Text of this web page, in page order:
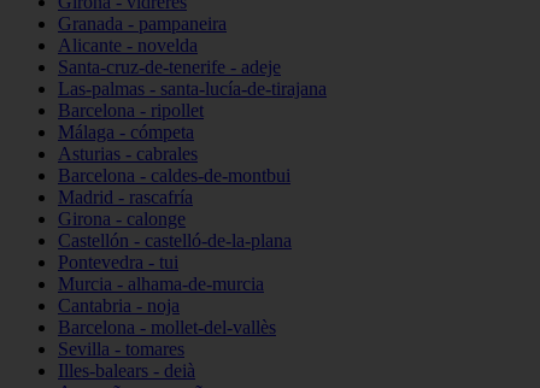
Granada - pampaneira
Alicante - novelda
Santa-cruz-de-tenerife - adeje
Las-palmas - santa-lucía-de-tirajana
Barcelona - ripollet
Málaga - cómpeta
Asturias - cabrales
Barcelona - caldes-de-montbui
Madrid - rascafría
Girona - calonge
Castellón - castelló-de-la-plana
Pontevedra - tui
Murcia - alhama-de-murcia
Cantabria - noja
Barcelona - mollet-del-vallès
Sevilla - tomares
Illes-balears - deià